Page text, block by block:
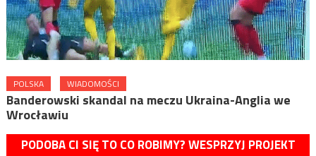
POLSKA WIADOMOŚCI
Banderowski skandal na meczu Ukraina-Anglia we
Wrocławiu
PODOBA CI SIĘ TO CO ROBIMY? WESPRZYJ PROJEKT